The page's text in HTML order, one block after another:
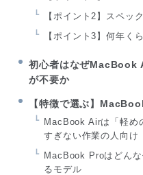
【ポイント2】スペッ
【ポイント3】何年く
初心者はなぜMacBook
が不要か
【特徴で選ぶ】
MacBook Airは「軽め
すぎない作業の人向け
MacBook Proはどん
るモデル